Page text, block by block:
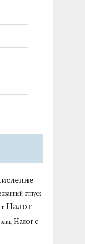
отпуск
Налог
Налог с